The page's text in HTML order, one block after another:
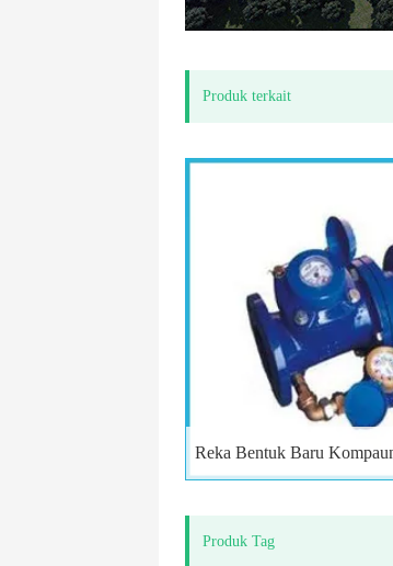
Produk terkait
Produk Tag